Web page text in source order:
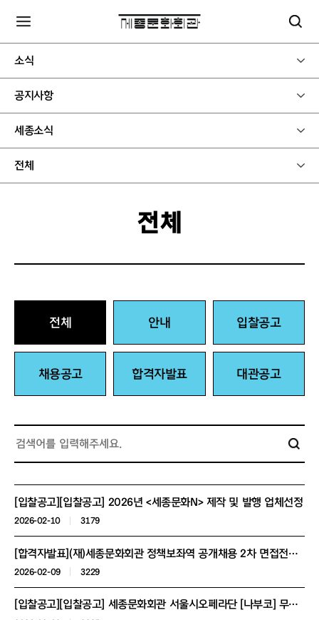
소식
공지사항
세종소식
전체
전체
전체 안내 입찰공고
채용공고 합격자발표 대관공고
[입찰공고][입찰공고] 2026년 <세종문화N> 제작 및 발행 업체선정
2026-02-10 3179
[합격자발표](재)세종문화회관 정책보좌역 공개채용 2차 면접전형 합격자 공고
2026-02-09 3229
[입찰공고][입찰공고] 세종문화회관 서울시오페라단 [나부코] 무대제작 소액수의 견적제출